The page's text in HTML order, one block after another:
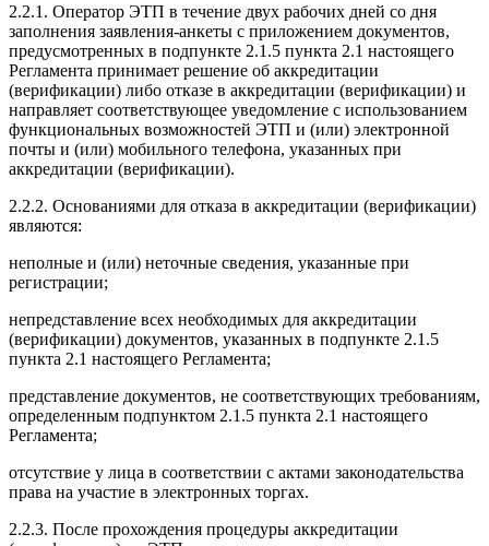
2.2.1. Оператор ЭТП в течение двух рабочих дней со дня
заполнения заявления-анкеты с приложением документов,
предусмотренных в подпункте 2.1.5 пункта 2.1 настоящего
Регламента принимает решение об аккредитации
(верификации) либо отказе в аккредитации (верификации) и
направляет соответствующее уведомление с использованием
функциональных возможностей ЭТП и (или) электронной
почты и (или) мобильного телефона, указанных при
аккредитации (верификации).
2.2.2. Основаниями для отказа в аккредитации (верификации)
являются:
неполные и (или) неточные сведения, указанные при
регистрации;
непредставление всех необходимых для аккредитации
(верификации) документов, указанных в подпункте 2.1.5
пункта 2.1 настоящего Регламента;
представление документов, не соответствующих требованиям,
определенным подпунктом 2.1.5 пункта 2.1 настоящего
Регламента;
отсутствие у лица в соответствии с актами законодательства
права на участие в электронных торгах.
2.2.3. После прохождения процедуры аккредитации